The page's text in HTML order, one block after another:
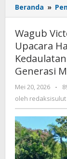
Beranda »
Wagub
Upacara
Generasi
Mei 20, 2026 -
oleh redaksisulut